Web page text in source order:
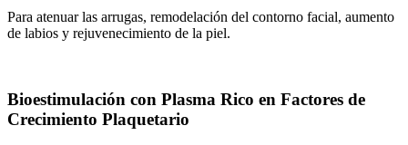
Para atenuar las arrugas, remodelación del contorno facial, aumento
de labios y rejuvenecimiento de la piel.
Bioestimulación con Plasma Rico en Factores de
Crecimiento Plaquetario